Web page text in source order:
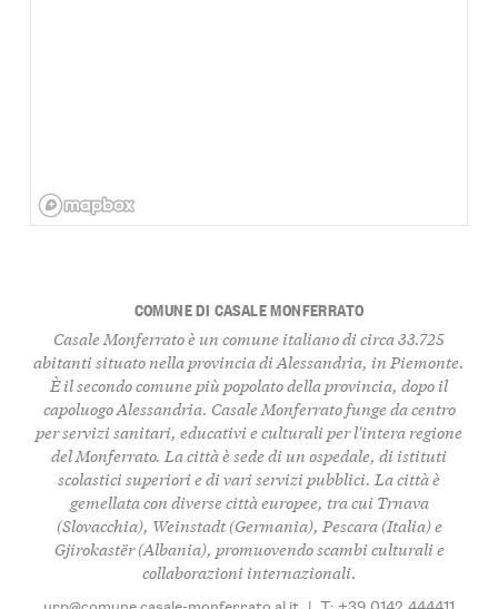
COMUNE DI CASALE MONFERRATO
Casale Monferrato è un comune italiano di circa 33.725
abitanti situato nella provincia di Alessandria, in Piemonte.
È il secondo comune più popolato della provincia, dopo il
capoluogo Alessandria. Casale Monferrato funge da centro
per servizi sanitari, educativi e culturali per l'intera regione
del Monferrato. La città è sede di un ospedale, di istituti
scolastici superiori e di vari servizi pubblici. La città è
gemellata con diverse città europee, tra cui Trnava
(Slovacchia), Weinstadt (Germania), Pescara (Italia) e
Gjirokastër (Albania), promuovendo scambi culturali e
collaborazioni internazionali.
urp@comune.casale-monferrato.al.it | T: +39 0142 444411